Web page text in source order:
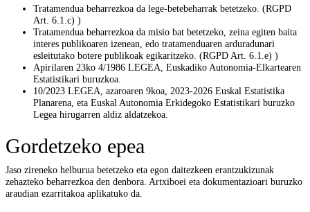
Tratamendua beharrezkoa da lege-betebeharrak betetzeko. (RGPD
Art. 6.1.c) )
Tratamendua beharrezkoa da misio bat betetzeko, zeina egiten baita
interes publikoaren izenean, edo tratamenduaren arduradunari
esleitutako botere publikoak egikaritzeko. (RGPD Art. 6.1.e) )
Apirilaren 23ko 4/1986 LEGEA, Euskadiko Autonomia-Elkartearen
Estatistikari buruzkoa.
10/2023 LEGEA, azaroaren 9koa, 2023-2026 Euskal Estatistika
Planarena, eta Euskal Autonomia Erkidegoko Estatistikari buruzko
Legea hirugarren aldiz aldatzekoa.
Gordetzeko epea
Jaso zireneko helburua betetzeko eta egon daitezkeen erantzukizunak
zehazteko beharrezkoa den denbora. Artxiboei eta dokumentazioari buruzko
araudian ezarritakoa aplikatuko da.